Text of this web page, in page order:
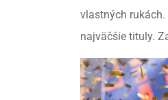
vlastných
najväčšie tituly.